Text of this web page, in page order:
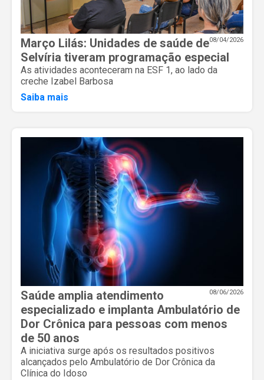
08/04/2026
Março Lilás: Unidades de saúde de
Selvíria tiveram programação especial
As atividades aconteceram na ESF 1, ao lado da
creche Izabel Barbosa
Saiba mais
08/06/2026
Saúde amplia atendimento
especializado e implanta Ambulatório de
Dor Crônica para pessoas com menos
de 50 anos
A iniciativa surge após os resultados positivos
alcançados pelo Ambulatório de Dor Crônica da
Clínica do Idoso